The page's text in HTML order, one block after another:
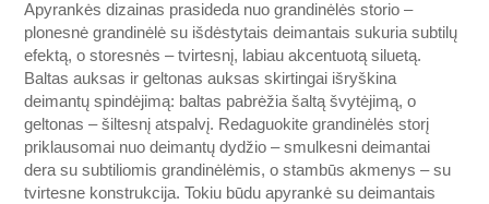
Apyrankės dizainas prasideda nuo grandinėlės storio –
plonesnė grandinėlė su išdėstytais deimantais sukuria subtilų
efektą, o storesnės – tvirtesnį, labiau akcentuotą siluetą.
Baltas auksas ir geltonas auksas skirtingai išryškina
deimantų spindėjimą: baltas pabrėžia šaltą švytėjimą, o
geltonas – šiltesnį atspalvį. Redaguokite grandinėlės storį
priklausomai nuo deimantų dydžio – smulkesni deimantai
dera su subtiliomis grandinėlėmis, o stambūs akmenys – su
tvirtesne konstrukcija. Tokiu būdu apyrankė su deimantais